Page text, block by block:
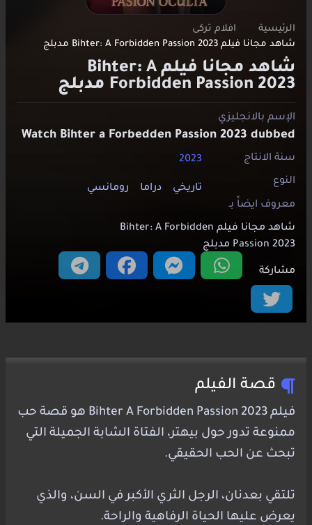
الرئيسية
افلام تركى
شاهد مجانا فيلم Bihter: A Forbidden Passion 2023 مدبلج
شاهد مجانا فيلم Bihter: A
Forbidden Passion 2023 مدبلج
الإسم بالانجليزي
Watch Bihter a Forbedden Passion 2023 dubbed
سنة الانتاج
2023
النوع
تاريخي دراما
رومانسي
معروف ايضاََ بـ
شاهد مجانا فيلم Bihter: A Forbidden
Passion 2023 مدبلج
مشاركة
قصة الفيلم
فيلم Bihter A Forbidden Passion 2023 هو قصة حب
ممنوعة تدور حول بيهتر، الفتاة الشابة الجميلة التي
تبحث عن الحب الحقيقي.
تلتقي بعدنان، الرجل الثري الأكبر في السن، والذي
يعرض عليها الحياة الرفاهية والراحة.